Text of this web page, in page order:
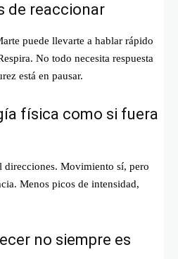
de reaccionar
puede llevarte a hablar rápido
No todo necesita respuesta
está en pausar.
física como si fuera
direcciones. Movimiento sí, pero
Menos picos de intensidad,
no siempre es